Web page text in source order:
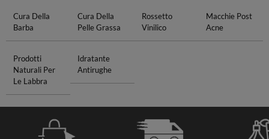
Cura Della
Barba
Cura Della
Pelle Grassa
Rossetto
Vinilico
Macchie Post
Acne
Prodotti
Naturali Per
Le Labbra
Idratante
Antirughe